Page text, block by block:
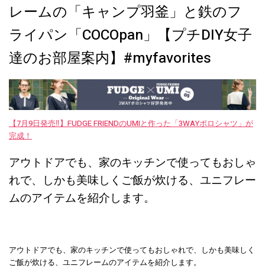
レームの「キャンプ羽釜」と鉄のフ
ライパン「COCOpan」【プチDIY女子
達のお部屋案内】#myfavorites
【7月9日発売‼︎】FUDGE FRIENDのUMIと作った「3WAYポロシャツ」が
完成！
アウトドアでも、家のキッチンで使ってもおしゃ
れで、しかも美味しくご飯が炊ける、ユニフレー
ムのアイテムを紹介します。
アウトドアでも、家のキッチンで使ってもおしゃれで、しかも美味しく
ご飯が炊ける、ユニフレームのアイテムを紹介します。